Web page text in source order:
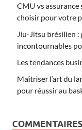
CMU vs
choisir pour votre
Jiu-Jitsu brésilien :
incontournables
Les tendances
Maîtriser l’art du
pour réussir au